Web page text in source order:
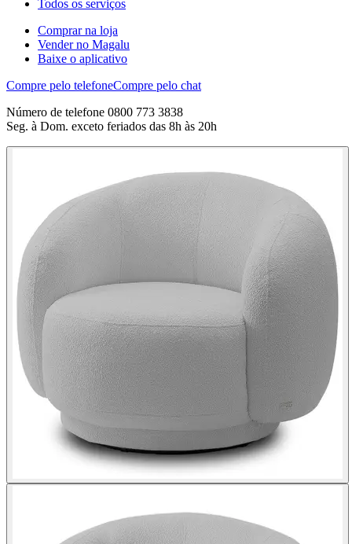
Todos os serviços
Comprar na loja
Vender no Magalu
Baixe o aplicativo
Compre pelo telefoneCompre pelo chat
Número de telefone 0800 773 3838
Seg. à Dom. exceto feriados das 8h às 20h